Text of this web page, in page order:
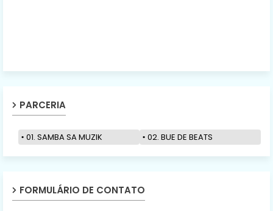
PARCERIA
01. SAMBA SA MUZIK 02. BUE DE BEATS
FORMULÁRIO DE CONTATO